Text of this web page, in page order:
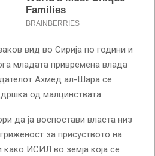
вид во Сирија по години и
младата привремена влада
Ахмед ал-Шара се
од малцинствата.
да ја воспостави власта низ
за присуството на
како ИСИЛ во земја која се